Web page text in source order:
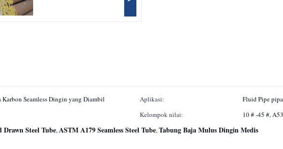
Seamless Dingin yang Diambil Aplikasi:
Fluid Pipe
Kelompok nilai:
10 # -45 #,
Steel Tube,ASTM A179 Seamless Steel Tube,Tabung Baja Mulus Dingin Medis